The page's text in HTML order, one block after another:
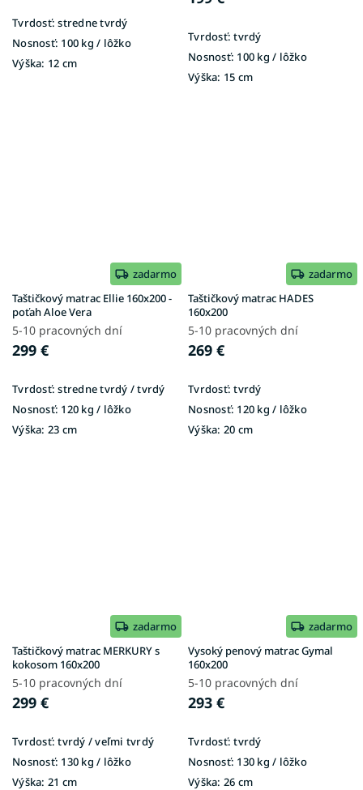
Tvrdosť: stredne tvrdý
Nosnosť: 100 kg / lôžko
Výška: 12 cm
Tvrdosť: tvrdý
Nosnosť: 100 kg / lôžko
Výška: 15 cm
zadarmo
Taštičkový matrac Ellie 160x200 -
poťah Aloe Vera
5-10 pracovných dní
299 €
Tvrdosť: stredne tvrdý / tvrdý
Nosnosť: 120 kg / lôžko
Výška: 23 cm
zadarmo
Taštičkový matrac HADES
160x200
5-10 pracovných dní
269 €
Tvrdosť: tvrdý
Nosnosť: 120 kg / lôžko
Výška: 20 cm
zadarmo
Taštičkový matrac MERKURY s
kokosom 160x200
5-10 pracovných dní
299 €
Tvrdosť: tvrdý / veľmi tvrdý
Nosnosť: 130 kg / lôžko
Výška: 21 cm
zadarmo
Vysoký penový matrac Gymal
160x200
5-10 pracovných dní
293 €
Tvrdosť: tvrdý
Nosnosť: 130 kg / lôžko
Výška: 26 cm